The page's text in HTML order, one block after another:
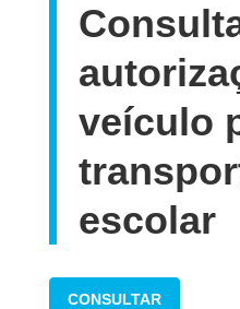
veículo
escolar
CONSULTAR